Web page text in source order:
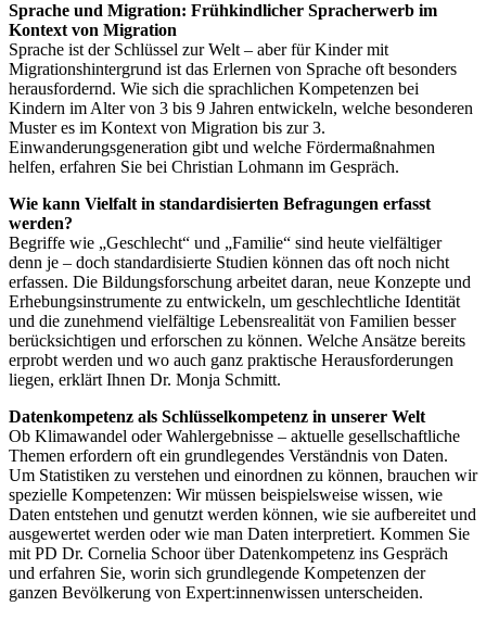
Sprache und Migration: Frühkindlicher Spracherwerb im
Kontext von Migration
Sprache ist der Schlüssel zur Welt – aber für Kinder mit
Migrationshintergrund ist das Erlernen von Sprache oft besonders
herausfordernd. Wie sich die sprachlichen Kompetenzen bei
Kindern im Alter von 3 bis 9 Jahren entwickeln, welche besonderen
Muster es im Kontext von Migration bis zur 3.
Einwanderungsgeneration gibt und welche Fördermaßnahmen
helfen, erfahren Sie bei Christian Lohmann im Gespräch.
Wie kann Vielfalt in standardisierten Befragungen erfasst
werden?
Begriffe wie „Geschlecht“ und „Familie“ sind heute vielfältiger
denn je – doch standardisierte Studien können das oft noch nicht
erfassen. Die Bildungsforschung arbeitet daran, neue Konzepte und
Erhebungsinstrumente zu entwickeln, um geschlechtliche Identität
und die zunehmend vielfältige Lebensrealität von Familien besser
berücksichtigen und erforschen zu können. Welche Ansätze bereits
erprobt werden und wo auch ganz praktische Herausforderungen
liegen, erklärt Ihnen Dr. Monja Schmitt.
Datenkompetenz als Schlüsselkompetenz in unserer Welt
Ob Klimawandel oder Wahlergebnisse – aktuelle gesellschaftliche
Themen erfordern oft ein grundlegendes Verständnis von Daten.
Um Statistiken zu verstehen und einordnen zu können, brauchen wir
spezielle Kompetenzen: Wir müssen beispielsweise wissen, wie
Daten entstehen und genutzt werden können, wie sie aufbereitet und
ausgewertet werden oder wie man Daten interpretiert. Kommen Sie
mit PD Dr. Cornelia Schoor über Datenkompetenz ins Gespräch
und erfahren Sie, worin sich grundlegende Kompetenzen der
ganzen Bevölkerung von Expert:innenwissen unterscheiden.